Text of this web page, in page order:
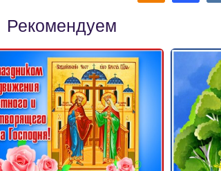
Рекомендуем